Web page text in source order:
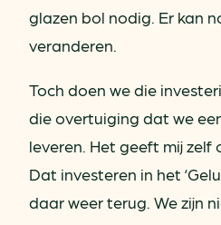
glazen bol nodig. Er kan
veranderen.
Toch doen we die
die overtuiging dat we
leveren. Het geeft mij zelf
Dat investeren in het
daar weer terug. We zijn